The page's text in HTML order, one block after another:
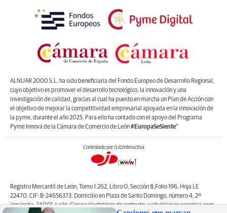
ALNUAR 2000 S.L. ha sido beneficiaria del Fondo Europeo de Desarrollo Regional,
cuyo objetivo es promover el desarrollo tecnológico, la innovación y una
investigación de calidad, gracias al cual ha puesto en marcha un Plan de Acción con
el objetivo de mejorar la competitividad empresarial apoyada en la innovación de
la pyme, durante el año 2025. Para ello ha contado con el apoyo del Programa
Pyme Innova de la Cámara de Comercio de León#EuropaSeSiente”
Controlado por OJDinteractiva
Registro Mercantil de León, Tomo 1.262, Libro O, Sección 8,Folio 196, Hoja LE
22470. CIF: B-24656373. Domicilio en Plaza de Santo Domingo, número 4, 2º
izquierda, 24001, León. Correo electrónico de contacto: web@lanuevacronica.com.